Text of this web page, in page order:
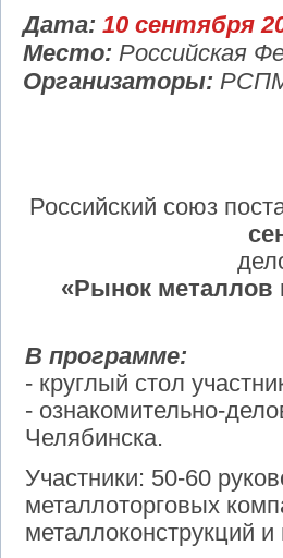
Дата: 10 сентября
Место: Российская
Организаторы:
Российский союз
«Рынок металлов
В программе:
- круглый стол
- ознакомительно-
Челябинска.
Участники: 50-60
металлоторговых
металлоконструкций